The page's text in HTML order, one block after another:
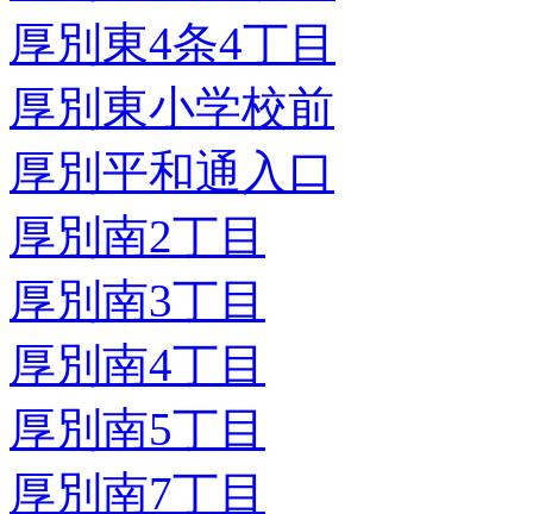
厚別東4条4丁目
厚別東小学校前
厚別平和通入口
厚別南2丁目
厚別南3丁目
厚別南4丁目
厚別南5丁目
厚別南7丁目